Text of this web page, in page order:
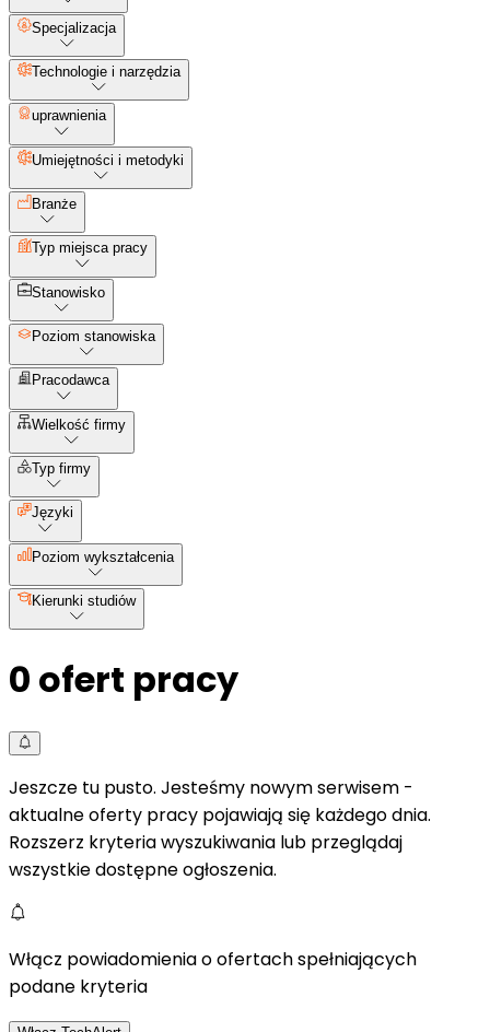
Specjalizacja
Technologie i narzędzia
uprawnienia
Umiejętności i metodyki
Branże
Typ miejsca pracy
Stanowisko
Poziom stanowiska
Pracodawca
Wielkość firmy
Typ firmy
Języki
Poziom wykształcenia
Kierunki studiów
0 ofert pracy
Jeszcze tu pusto. Jesteśmy nowym serwisem -
aktualne oferty pracy pojawiają się każdego dnia.
Rozszerz kryteria wyszukiwania lub przeglądaj
wszystkie dostępne ogłoszenia.
Włącz powiadomienia o ofertach spełniających
podane kryteria